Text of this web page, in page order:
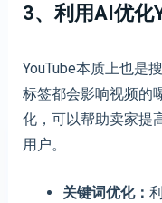
3、利用AI优化
YouTube本质上也是
标签都会影响视频的
化，可以帮助卖家提
用户。
关键词优化：